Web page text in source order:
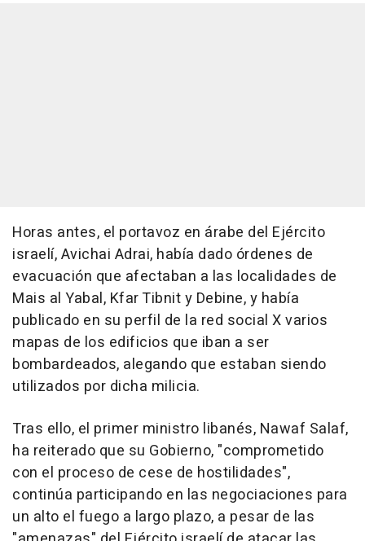
Horas antes, el portavoz en árabe del Ejército
israelí, Avichai Adrai, había dado órdenes de
evacuación que afectaban a las localidades de
Mais al Yabal, Kfar Tibnit y Debine, y había
publicado en su perfil de la red social X varios
mapas de los edificios que iban a ser
bombardeados, alegando que estaban siendo
utilizados por dicha milicia.
Tras ello, el primer ministro libanés, Nawaf Salaf,
ha reiterado que su Gobierno, "comprometido
con el proceso de cese de hostilidades",
continúa participando en las negociaciones para
un alto el fuego a largo plazo, a pesar de las